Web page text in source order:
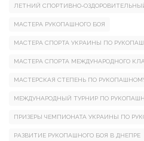
ЛЕТНИЙ СПОРТИВНО-
МАСТЕРА РУКОПАШНОГО БОЯ
МАСТЕРА СПОРТА УКРАИНЫ ПО
МАСТЕРА СПОРТА МЕЖДУНАРОДНОГО
МАСТЕРСКАЯ СТЕПЕНЬ ПО
МЕЖДУНАРОДНЫЙ ТУРНИР ПО
ПРИЗЕРЫ ЧЕМПИОНАТА УКРАИНЫ ПО
РАЗВИТИЕ РУКОПАШНОГО БОЯ В ДНЕПРЕ